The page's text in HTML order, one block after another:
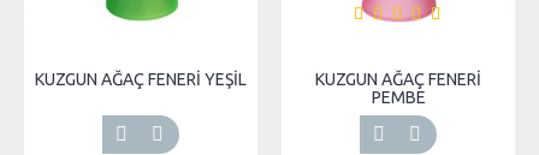
KUZGUN AĞAÇ FENERİ YEŞİL
KUZGUN AĞAÇ FENERİ
PEMBE